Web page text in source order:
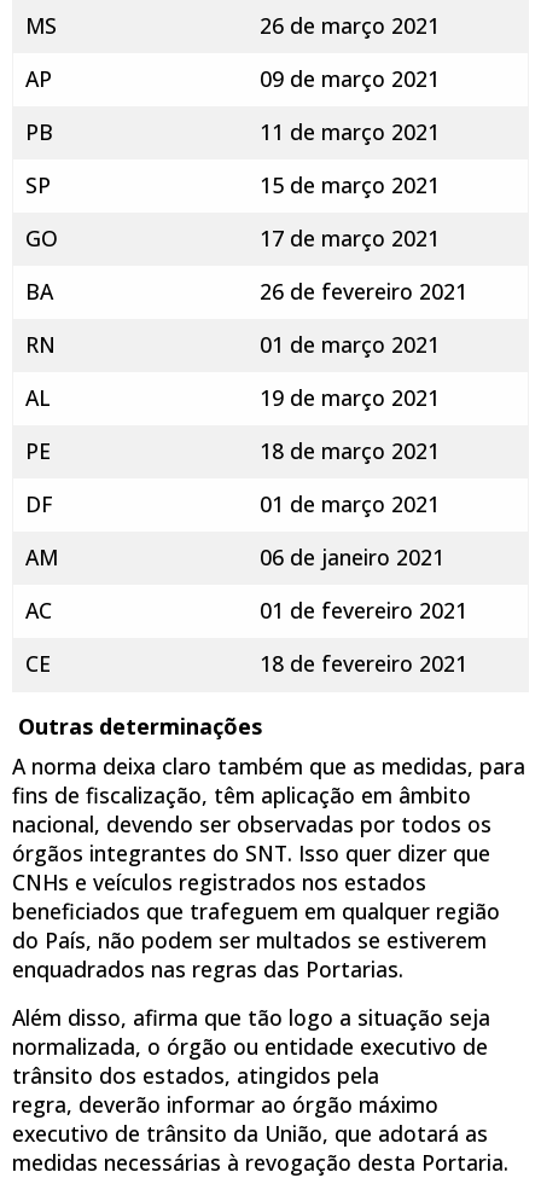
MS
26 de março 2021
AP
09 de março 2021
PB
11 de março 2021
SP
15 de março 2021
GO
17 de março 2021
BA
26 de fevereiro 2021
RN
01 de março 2021
AL
19 de março 2021
PE
18 de março 2021
DF
01 de março 2021
AM
06 de janeiro 2021
AC
01 de fevereiro 2021
CE
18 de fevereiro 2021
Outras determinações
A norma deixa claro também que as medidas, para
fins de fiscalização, têm aplicação em âmbito
nacional, devendo ser observadas por todos os
órgãos integrantes do SNT. Isso quer dizer que
CNHs e veículos registrados nos estados
beneficiados que trafeguem em qualquer região
do País, não podem ser multados se estiverem
enquadrados nas regras das Portarias.
Além disso, afirma que tão logo a situação seja
normalizada, o órgão ou entidade executivo de
trânsito dos estados, atingidos pela
regra, deverão informar ao órgão máximo
executivo de trânsito da União, que adotará as
medidas necessárias à revogação desta Portaria.